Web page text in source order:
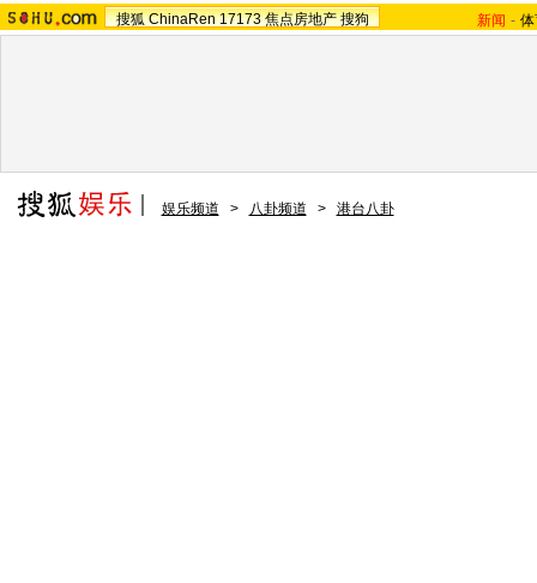
搜狐 ChinaRen 17173 焦点房地产 搜狗 新闻 -
娱乐频道 > 八卦频道 > 港台八卦